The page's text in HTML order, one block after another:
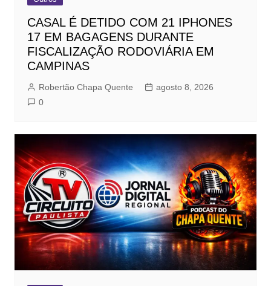
CASAL É DETIDO COM 21 IPHONES
17 EM BAGAGENS DURANTE
FISCALIZAÇÃO RODOVIÁRIA EM
CAMPINAS
Robertão Chapa Quente
agosto 8, 2026
0